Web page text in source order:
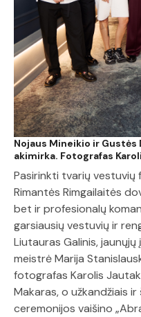
Nojaus Mineikio ir
akimirka. Fotografas
Pasirinkti tvarių vestuvių
Rimantės Rimgailaitės
bet ir profesionalų
garsiausių vestuvių ir
Liutauras Galinis,
meistrė Marija
fotografas Karolis
Makaras, o užkandžiais
ceremonijos vaišino